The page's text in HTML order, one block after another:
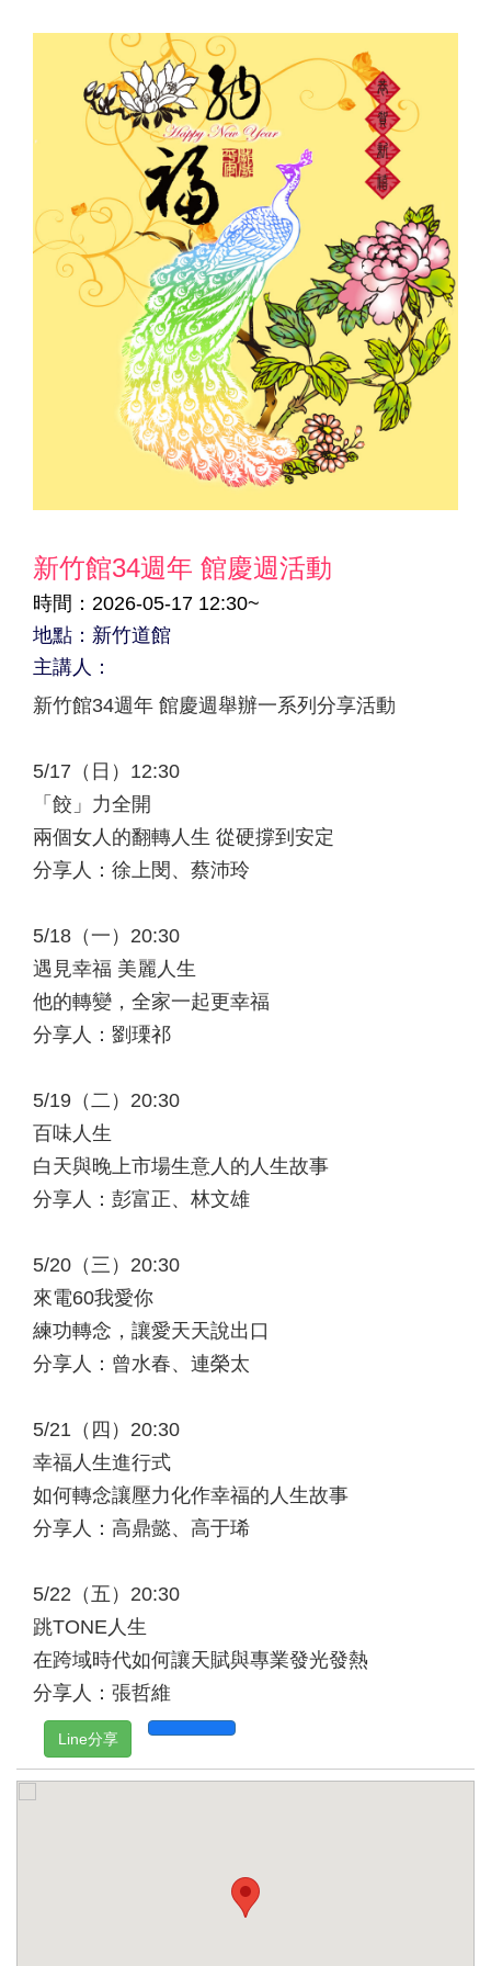
新竹館34週年 館慶週活動
時間：2026-05-17 12:30~
地點：新竹道館
主講人：
新竹館34週年 館慶週舉辦一系列分享活動
5/17（日）12:30
「餃」力全開
兩個女人的翻轉人生 從硬撐到安定
分享人：徐上閔、蔡沛玲
5/18（一）20:30
遇見幸福 美麗人生
他的轉變，全家一起更幸福
分享人：劉瑮祁
5/19（二）20:30
百味人生
白天與晚上市場生意人的人生故事
分享人：彭富正、林文雄
5/20（三）20:30
來電60我愛你
練功轉念，讓愛天天說出口
分享人：曾水春、連榮太
5/21（四）20:30
幸福人生進行式
如何轉念讓壓力化作幸福的人生故事
分享人：高鼎懿、高于琋
5/22（五）20:30
跳TONE人生
在跨域時代如何讓天賦與專業發光發熱
分享人：張哲維
Line分享